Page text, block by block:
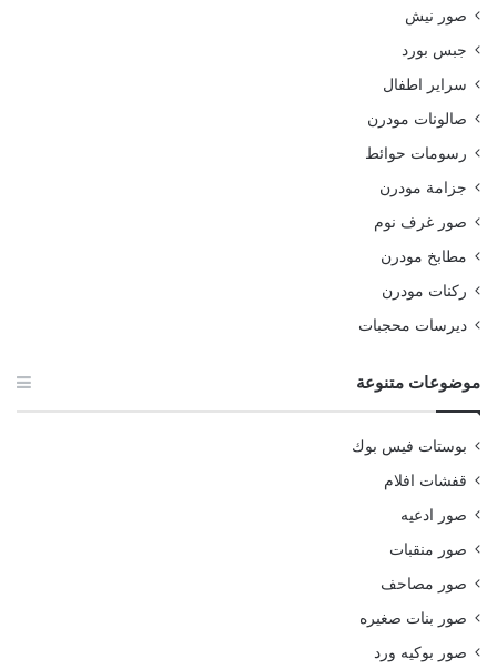
صور نيش
جبس بورد
سراير اطفال
صالونات مودرن
رسومات حوائط
جزامة مودرن
صور غرف نوم
مطابخ مودرن
ركنات مودرن
ديرسات محجبات
موضوعات متنوعة
بوستات فيس بوك
قفشات افلام
صور ادعيه
صور منقبات
صور مصاحف
صور بنات صغيره
صور بوكيه ورد